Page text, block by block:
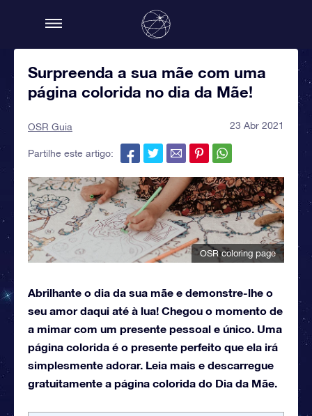
Surpreenda a sua mãe com uma
página colorida no dia da Mãe!
OSR Guia 23 Abr 2021
Partilhe este artigo:
OSR coloring page
Abrilhante o dia da sua mãe e demonstre-lhe o
seu amor daqui até à lua! Chegou o momento de
a mimar com um presente pessoal e único. Uma
página colorida é o presente perfeito que ela irá
simplesmente adorar. Leia mais e descarregue
gratuitamente a página colorida do Dia da Mãe.